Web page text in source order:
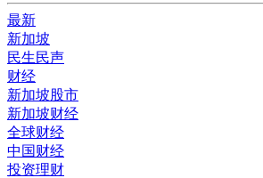
最新
新加坡
民生民声
财经
新加坡股市
新加坡财经
全球财经
中国财经
投资理财